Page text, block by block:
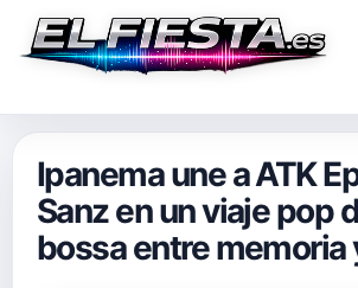
Ipanema une a ATK
Sanz en un viaje pop
bossa entre memoria